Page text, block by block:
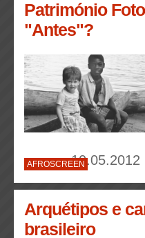
Património
"Antes"?
AFROSCREEN10.05.2012
Arquétipos e
brasileiro